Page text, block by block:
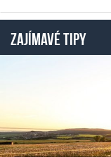
ZAJÍMAVÉ TIPY